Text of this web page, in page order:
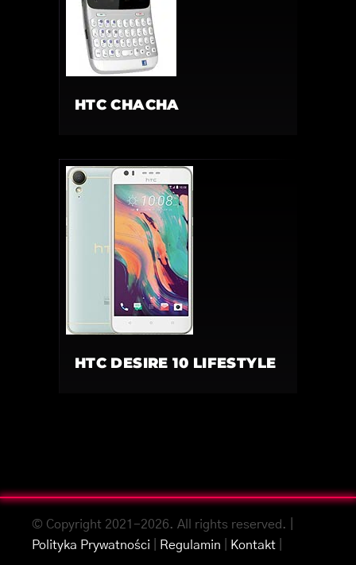
HTC CHACHA
HTC DESIRE 10 LIFESTYLE
© Copyright 2021-2026. All rights reserved. |
Polityka Prywatności
Regulamin Kontakt